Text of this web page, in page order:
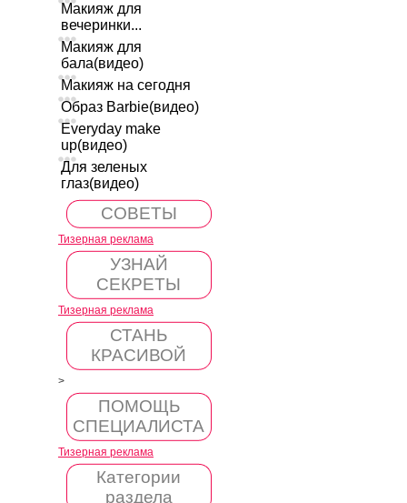
Макияж для
вечеринки...
Макияж для
бала(видео)
Макияж на сегодня
Образ Barbie(видео)
Everyday make
up(видео)
Для зеленых
глаз(видео)
СОВЕТЫ
Тизерная реклама
УЗНАЙ
СЕКРЕТЫ
Тизерная реклама
СТАНЬ
КРАСИВОЙ
>
ПОМОЩЬ
СПЕЦИАЛИСТА
Тизерная реклама
Категории
раздела